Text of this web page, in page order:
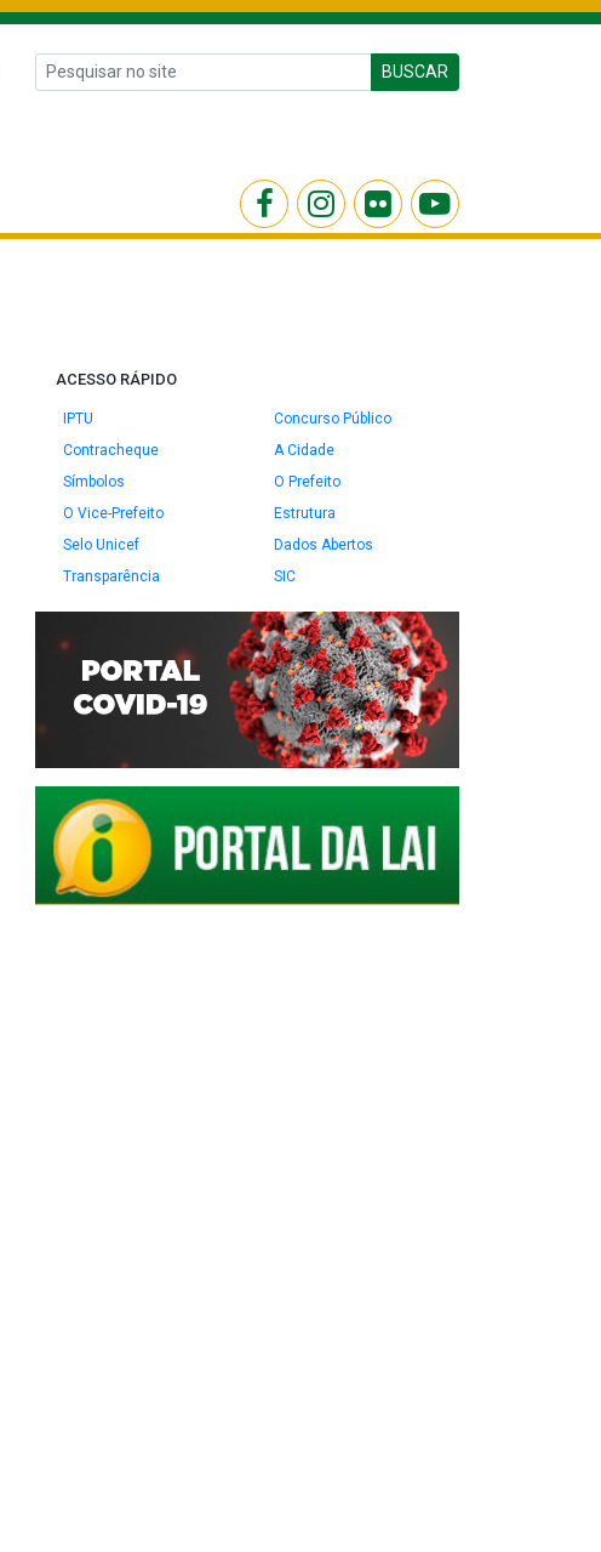
BUSCAR
ACESSO RÁPIDO
IPTU
Concurso Público
Contracheque
A Cidade
Símbolos
O Prefeito
O Vice-Prefeito
Estrutura
Selo Unicef
Dados Abertos
Transparência
SIC